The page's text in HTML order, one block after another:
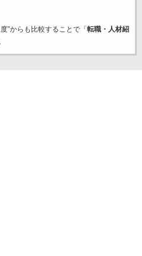
”からも比較することで「 転職・人材紹